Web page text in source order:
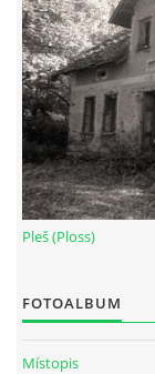
Pleš (Ploss)
FOTOALBUM
Místopis